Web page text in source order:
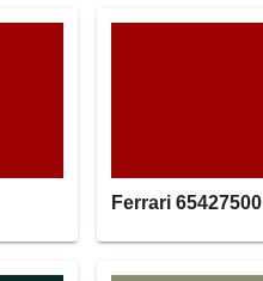
Ferrari 65427500